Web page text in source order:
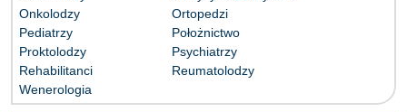
Onkolodzy
Ortopedzi
Pediatrzy
Położnictwo
Proktolodzy
Psychiatrzy
Rehabilitanci
Reumatolodzy
Wenerologia